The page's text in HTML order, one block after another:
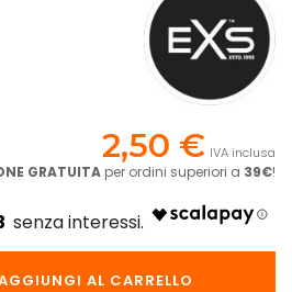
2,50 € IVA inclusa
GRATUITA per ordini superiori a 39€!
AL CARRELLO